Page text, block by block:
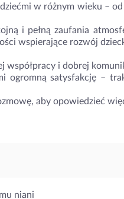
w różnym wieku –
i pełną zaufania
wspierające rozwój
współpracy i dobrej
ogromną satysfakcję –
aby opowiedzieć
niani